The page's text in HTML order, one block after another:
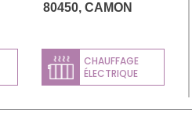
80450,CAMON
CHAUFFAGE
ÉLECTRIQUE